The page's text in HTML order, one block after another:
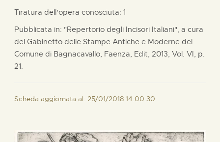
Tiratura dell'opera conosciuta: 1
Pubblicata in: "Repertorio degli Incisori Italiani", a cura
del Gabinetto delle Stampe Antiche e Moderne del
Comune di Bagnacavallo, Faenza, Edit, 2013, Vol. VI, p.
21.
Scheda aggiornata al: 25/01/2018 14:00:30